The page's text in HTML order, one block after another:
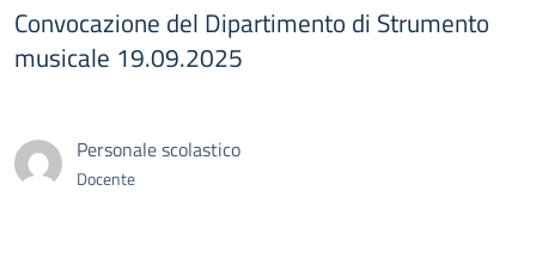
Convocazione del Dipartimento di Strumento
musicale 19.09.2025
Personale scolastico
Docente